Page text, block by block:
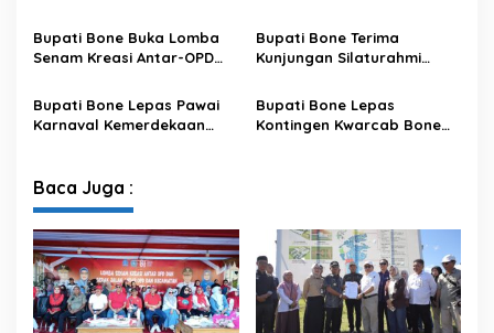
Data pada Portal Bone
Satu Data
Bupati Bone Buka Lomba
Senam Kreasi Antar-OPD
Bupati Bone Terima
Kunjungan Silaturahmi
XIV/Hasanuddin
Bupati Bone Lepas Pawai
Karnaval Kemerdekaan
Bupati Bone Lepas
Kontingen Kwarcab Bone
Baca Juga :